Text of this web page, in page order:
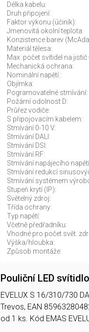
Délka kabelu:
Druh připojení:
Faktor výkonu (účiník):
Jmenovitá okolní teplota:
Konzistence barev
Materiál tělesa:
Max. počet svítidel na jistič
Mechanická ochrana:
Nominální napětí.:
Objímka:
Pogramovatelné stmívání:
Požární odolnost D:
Průřez vodiče:
S připojovacím kabelem:
Stmívání 0-10 V:
Stmívání DALI:
Stmívání DSI:
Stmívání RF:
Stmívání napájecího
Stmívání redukcí
Stmívání systémem
Stupeň krytí (IP):
Světelný zdroj:
Třída ochrany:
Typ napětí:
Včetně předřadníku:
Vhodné pro počet svět.
Výška/hloubka:
Způsob montáže:
Pouliční LED
EVELUX S 16/310/730
Trevos, EAN
od 1 ks. Kód EMAS